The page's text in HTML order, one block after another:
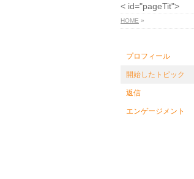
< id="pageTit">
HOME »
プロフィール
開始したトピック
返信
エンゲージメント